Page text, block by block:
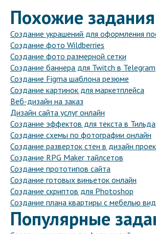
Похожие задания
Создание украшений для оформления
Создание фото Wildberries
Создание фото размерной сетки
Создание баннера для Twitch в Telegram
Создание Figma шаблона резюме
Создание картинок для маркетплейса
Веб-дизайн на заказ
Дизайн сайта услуг онлайн
Создание эффектов для текста в Тильда
Создание схемы по фотографии онлайн
Создание разверток стен в дизайн
Создание RPG Maker тайлсетов
Создание прототипов сайта
Создание готовых виньеток онлайн
Создание скриптов для Photoshop
Создание плана квартиры с мебелью
Популярные